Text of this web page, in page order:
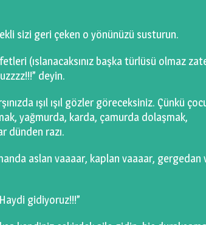
sizi geri çeken o yönünüzü susturun.
(ıslanacaksınız başka türlüsü olmaz
deyin.
ışıl ışıl gözler göreceksiniz. Çünkü
yağmurda, karda, çamurda dolaşmak,
dünden razı.
aslan vaaaar, kaplan vaaaar, gergedan
gidiyoruz!!!”